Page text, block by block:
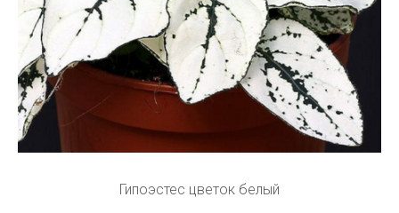
Гипоэстес цветок белый